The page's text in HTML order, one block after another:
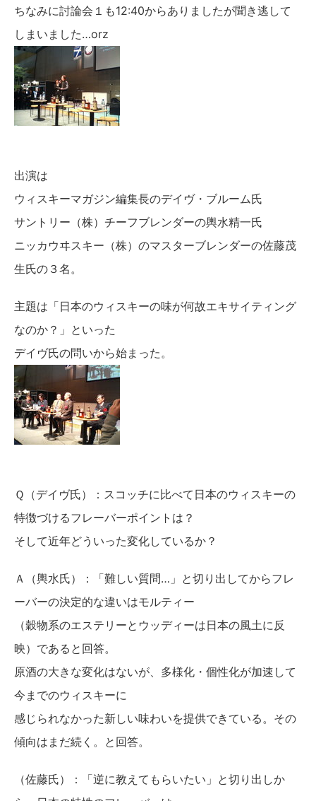
ちなみに討論会１も12:40からありましたが聞き逃して
しまいました…orz
出演は
ウィスキーマガジン編集長のデイヴ・ブルーム氏
サントリー（株）チーフブレンダーの輿水精一氏
ニッカウヰスキー（株）のマスターブレンダーの佐藤茂
生氏の３名。
主題は「日本のウィスキーの味が何故エキサイティング
なのか？」といった
デイヴ氏の問いから始まった。
Ｑ（デイヴ氏）：スコッチに比べて日本のウィスキーの
特徴づけるフレーバーポイントは？
そして近年どういった変化しているか？
Ａ（輿水氏）：「難しい質問…」と切り出してからフレ
ーバーの決定的な違いはモルティー
（穀物系のエステリーとウッディーは日本の風土に反
映）であると回答。
原酒の大きな変化はないが、多様化・個性化が加速して
今までのウィスキーに
感じられなかった新しい味わいを提供できている。その
傾向はまだ続く。と回答。
（佐藤氏）：「逆に教えてもらいたい」と切り出しか